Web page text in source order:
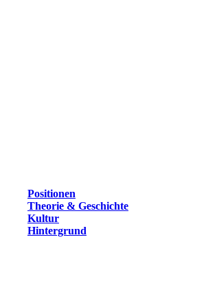
Positionen
Theorie & Geschichte
Kultur
Hintergrund